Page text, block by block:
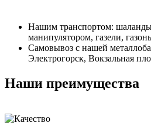
Нашим транспортом:
манипулятором, газели,
Самовывоз с нашей
Электрогорск, Вокзальная
Наши преимущества